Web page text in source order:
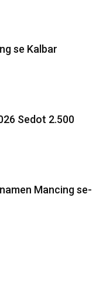
se Kalbar
Sedot 2.500
Mancing se-